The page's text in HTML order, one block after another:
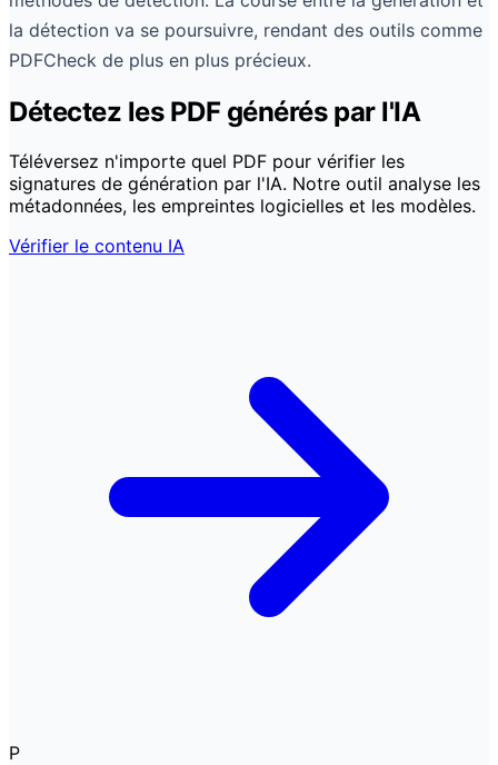
la détection va se poursuivre, rendant des outils comme
PDFCheck de plus en plus précieux.
Détectez les PDF générés par l'IA
Téléversez n'importe quel PDF pour vérifier les
signatures de génération par l'IA. Notre outil analyse les
métadonnées, les empreintes logicielles et les modèles.
Vérifier le contenu IA
P